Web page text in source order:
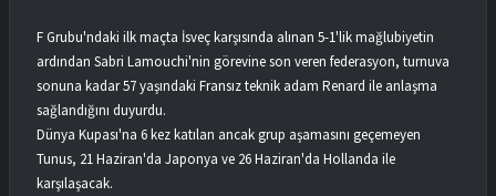
F Grubu'ndaki ilk maçta İsveç karşısında alınan 5-1'lik mağlubiyetin
ardından Sabri Lamouchi'nin görevine son veren federasyon, turnuva
sonuna kadar 57 yaşındaki Fransız teknik adam Renard ile anlaşma
sağlandığını duyurdu.
Dünya Kupası'na 6 kez katılan ancak grup aşamasını geçemeyen
Tunus, 21 Haziran'da Japonya ve 26 Haziran'da Hollanda ile
karşılaşacak.